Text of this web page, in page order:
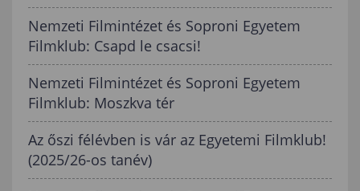
Nemzeti Filmintézet és Soproni Egyetem
Filmklub: Csapd le csacsi!
Nemzeti Filmintézet és Soproni Egyetem
Filmklub: Moszkva tér
Az őszi félévben is vár az Egyetemi Filmklub!
(2025/26-os tanév)